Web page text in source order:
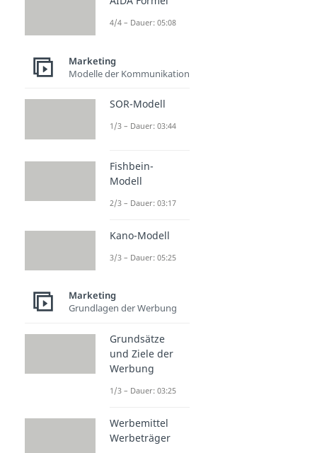
4/4 – Dauer: 05:08
Marketing
Modelle der Kommunikation
SOR-Modell
1/3 – Dauer: 03:44
Fishbein-
Modell
2/3 – Dauer: 03:17
Kano-Modell
3/3 – Dauer: 05:25
Marketing
Grundlagen der Werbung
Grundsätze
und Ziele der
Werbung
1/3 – Dauer: 03:25
Werbemittel
Werbeträger